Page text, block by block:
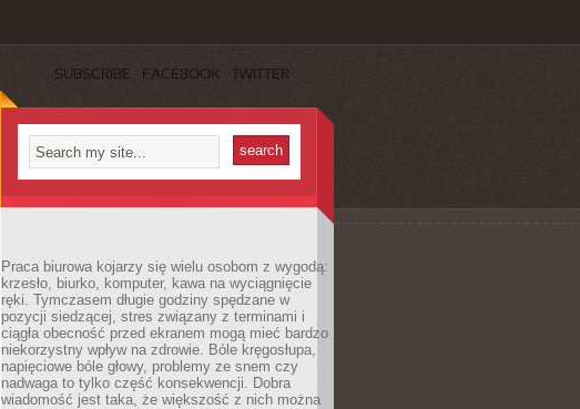
SUBSCRIBE FACEBOOK TWITTER
Praca biurowa kojarzy się wielu osobom z wygodą:
krzesło, biurko, komputer, kawa na wyciągnięcie
ręki. Tymczasem długie godziny spędzane w
pozycji siedzącej, stres związany z terminami i
ciągła obecność przed ekranem mogą mieć bardzo
niekorzystny wpływ na zdrowie. Bóle kręgosłupa,
napięciowe bóle głowy, problemy ze snem czy
nadwaga to tylko część konsekwencji. Dobra
wiadomość jest taka, że większość z nich można